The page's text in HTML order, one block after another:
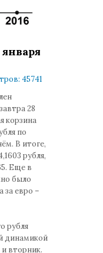
45741
28
корзина
по
В итоге,
рубля,
Еще в
было
за евро –
рубля
динамикой
вторник.